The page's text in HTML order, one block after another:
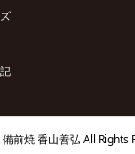
備前焼 香山善弘 All Rights